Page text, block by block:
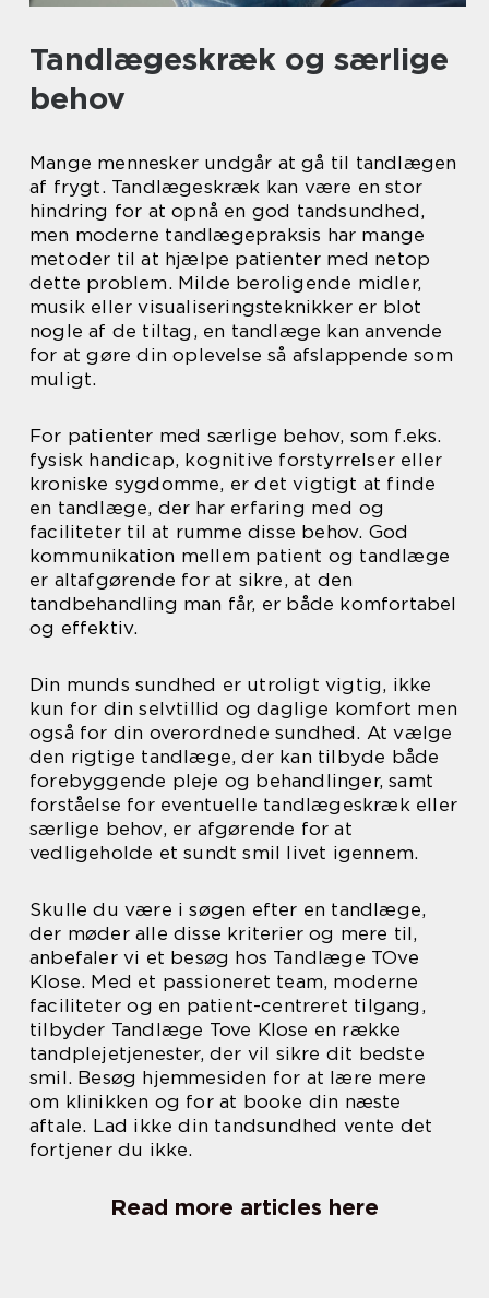
Tandlægeskræk og særlige
behov
Mange mennesker undgår at gå til tandlægen
af frygt. Tandlægeskræk kan være en stor
hindring for at opnå en god tandsundhed,
men moderne tandlægepraksis har mange
metoder til at hjælpe patienter med netop
dette problem. Milde beroligende midler,
musik eller visualiseringsteknikker er blot
nogle af de tiltag, en tandlæge kan anvende
for at gøre din oplevelse så afslappende som
muligt.
For patienter med særlige behov, som f.eks.
fysisk handicap, kognitive forstyrrelser eller
kroniske sygdomme, er det vigtigt at finde
en tandlæge, der har erfaring med og
faciliteter til at rumme disse behov. God
kommunikation mellem patient og tandlæge
er altafgørende for at sikre, at den
tandbehandling man får, er både komfortabel
og effektiv.
Din munds sundhed er utroligt vigtig, ikke
kun for din selvtillid og daglige komfort men
også for din overordnede sundhed. At vælge
den rigtige tandlæge, der kan tilbyde både
forebyggende pleje og behandlinger, samt
forståelse for eventuelle tandlægeskræk eller
særlige behov, er afgørende for at
vedligeholde et sundt smil livet igennem.
Skulle du være i søgen efter en tandlæge,
der møder alle disse kriterier og mere til,
anbefaler vi et besøg hos Tandlæge TOve
Klose. Med et passioneret team, moderne
faciliteter og en patient-centreret tilgang,
tilbyder Tandlæge Tove Klose en række
tandplejetjenester, der vil sikre dit bedste
smil. Besøg hjemmesiden for at lære mere
om klinikken og for at booke din næste
aftale. Lad ikke din tandsundhed vente det
fortjener du ikke.
Read more articles here